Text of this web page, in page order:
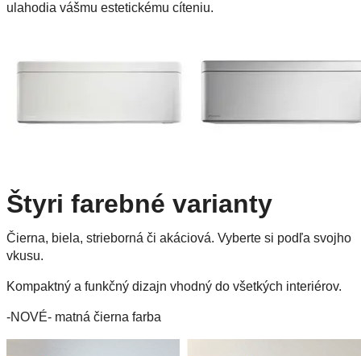
ulahodia vášmu estetickému cíteniu.
Štyri farebné varianty
Čierna, biela, strieborná či akáciová. Vyberte si podľa svojho
vkusu.
Kompaktný a funkčný dizajn vhodný do všetkých interiérov.
-NOVÉ- matná čierna farba